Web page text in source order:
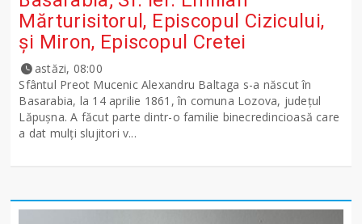
Mărturisitorul, Episcopul Cizicului,
şi Miron, Episcopul Cretei
astăzi, 08:00
Sfântul Preot Mucenic Alexandru Baltaga s-a născut în
Basarabia, la 14 aprilie 1861, în comuna Lozova, județul
Lăpușna. A făcut parte dintr-o familie binecredincioasă care
a dat mulți slujitori v...